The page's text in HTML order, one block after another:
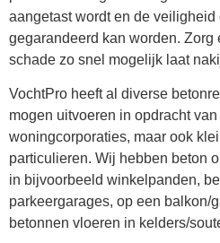
aangetast wordt en de
gegarandeerd kan worden. Zorg
schade zo snel mogelijk laat
VochtPro heeft al diverse
mogen uitvoeren in opdracht van
woningcorporaties, maar ook
particulieren. Wij hebben beton
in bijvoorbeeld winkelpanden,
parkeergarages, op een balkon/
betonnen vloeren in kelders/